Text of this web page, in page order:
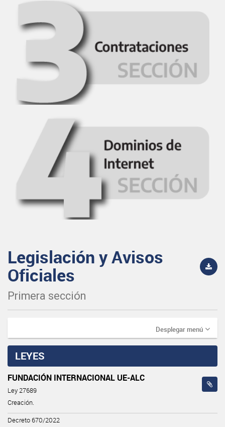
Legislación y Avisos
Oficiales
Primera sección
Desplegar menú
LEYES
FUNDACIÓN INTERNACIONAL UE-ALC
Ley 27689
Creación.
Decreto 670/2022